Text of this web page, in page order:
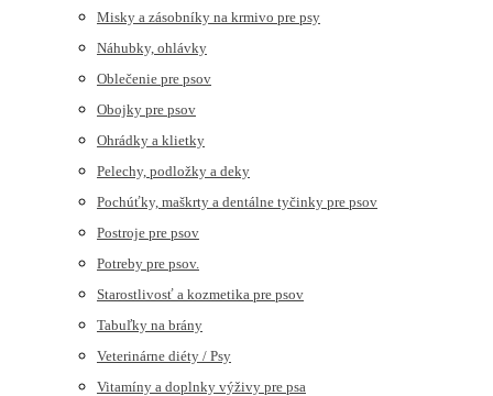
Misky a zásobníky na krmivo pre psy
Náhubky, ohlávky
Oblečenie pre psov
Obojky pre psov
Ohrádky a klietky
Pelechy, podložky a deky
Pochúťky, maškrty a dentálne tyčinky pre psov
Postroje pre psov
Potreby pre psov.
Starostlivosť a kozmetika pre psov
Tabuľky na brány
Veterinárne diéty / Psy
Vitamíny a doplnky výživy pre psa